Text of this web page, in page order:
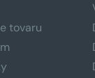
tovaru